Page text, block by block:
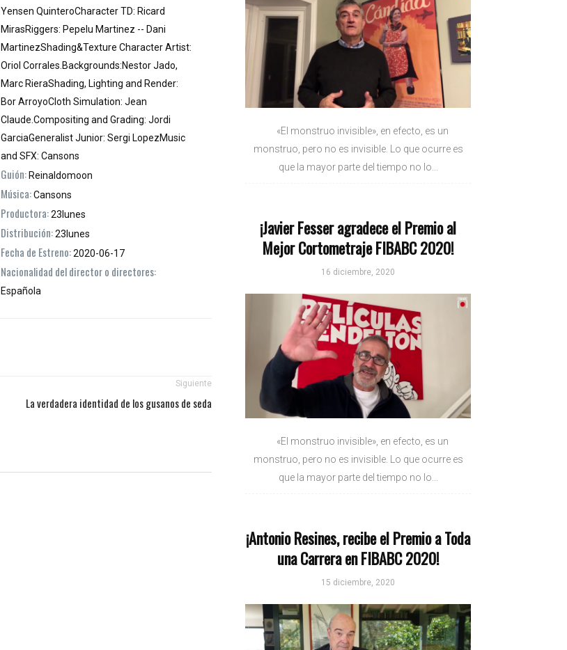
Yensen QuinteroCharacter TD: Ricard
MirasRiggers: Pepelu Martinez -- Dani
MartinezShading&Texture Character Artist:
Oriol Corrales.Backgrounds:Nestor Jado,
Marc RieraShading, Lighting and Render:
Bor ArroyoCloth Simulation: Jean
Claude.Compositing and Grading: Jordi
GarciaGeneralist Junior: Sergi LopezMusic
and SFX: Cansons
Guión: Reinaldomoon
Música:Cansons
Productora:23lunes
Distribución:23lunes
Fecha de Estreno:2020-06-17
Nacionalidad del director o directores:
Española
Siguiente
La verdadera identidad de los gusanos de seda
«El monstruo invisible», en efecto, es un
monstruo, pero no es invisible. Lo que ocurre es
que la mayor parte del tiempo no lo...
¡Javier Fesser agradece el Premio al
Mejor Cortometraje FIBABC 2020!
16 diciembre, 2020
«El monstruo invisible», en efecto, es un
monstruo, pero no es invisible. Lo que ocurre es
que la mayor parte del tiempo no lo...
¡Antonio Resines, recibe el Premio a Toda
una Carrera en FIBABC 2020!
15 diciembre, 2020